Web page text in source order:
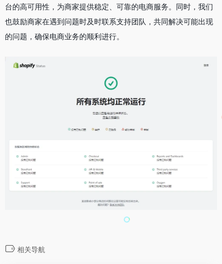
台的高可用性，为商家提供稳定、可靠的电商服务。同时，我们
也鼓励商家在遇到问题时及时联系支持团队，共同解决可能出现
的问题，确保电商业务的顺利进行。
相关导航